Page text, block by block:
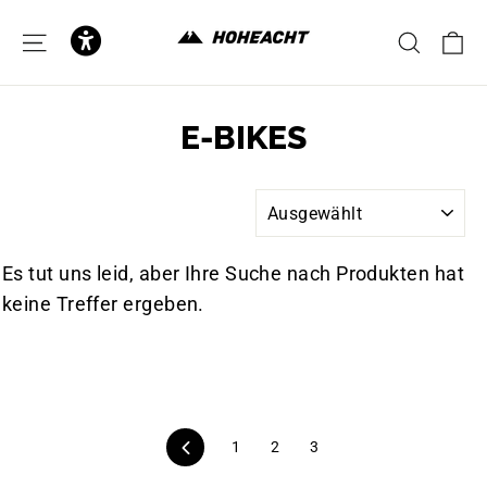
Inhalt
SEITENNAVIGATION
E-BIKES
Es tut uns leid, aber Ihre Suche nach Produkten hat
keine Treffer ergeben.
Zurück1 2 3